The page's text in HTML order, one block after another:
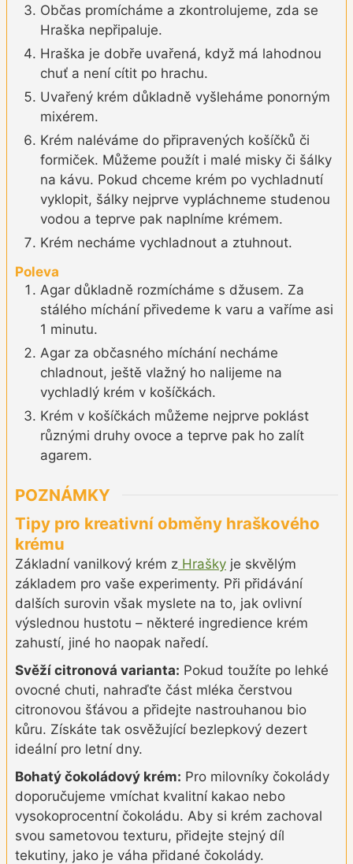
Občas promícháme a zkontrolujeme, zda se
Hraška nepřipaluje.
Hraška je dobře uvařená, když má lahodnou
chuť a není cítit po hrachu.
Uvařený krém důkladně vyšleháme ponorným
mixérem.
Krém naléváme do připravených košíčků či
formiček. Můžeme použít i malé misky či šálky
na kávu. Pokud chceme krém po vychladnutí
vyklopit, šálky nejprve vypláchneme studenou
vodou a teprve pak naplníme krémem.
Krém necháme vychladnout a ztuhnout.
Poleva
Agar důkladně rozmícháme s džusem. Za
stálého míchání přivedeme k varu a vaříme asi
1 minutu.
Agar za občasného míchání necháme
chladnout, ještě vlažný ho nalijeme na
vychladlý krém v košíčkách.
Krém v košíčkách můžeme nejprve poklást
různými druhy ovoce a teprve pak ho zalít
agarem.
POZNÁMKY
Tipy pro kreativní obměny hraškového
krému
Základní vanilkový krém z Hrašky je skvělým
základem pro vaše experimenty. Při přidávání
dalších surovin však myslete na to, jak ovlivní
výslednou hustotu – některé ingredience krém
zahustí, jiné ho naopak naředí.
Svěží citronová varianta: Pokud toužíte po lehké
ovocné chuti, nahraďte část mléka čerstvou
citronovou šťávou a přidejte nastrouhanou bio
kůru. Získáte tak osvěžující bezlepkový dezert
ideální pro letní dny.
Bohatý čokoládový krém: Pro milovníky čokolády
doporučujeme vmíchat kvalitní kakao nebo
vysokoprocentní čokoládu. Aby si krém zachoval
svou sametovou texturu, přidejte stejný díl
tekutiny, jako je váha přidané čokolády.